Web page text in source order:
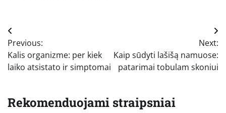
Navigacija
tarp
įrašų
Previous:
Kalis organizme: per kiek
laiko atsistato ir simptomai
Next:
Kaip sūdyti lašišą namuose:
patarimai tobulam skoniui
Rekomenduojami straipsniai